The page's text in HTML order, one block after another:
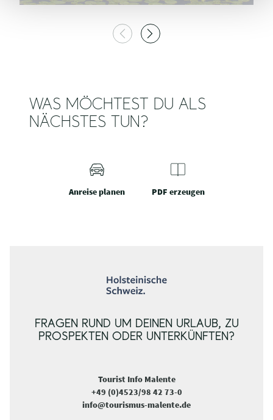
WAS MÖCHTEST DU ALS
NÄCHSTES TUN?
Anreise planen PDF erzeugen
FRAGEN RUND UM DEINEN URLAUB, ZU
PROSPEKTEN ODER UNTERKÜNFTEN?
Tourist Info Malente
+49 (0)4523/98 42 73-0
info@tourismus-malente.de